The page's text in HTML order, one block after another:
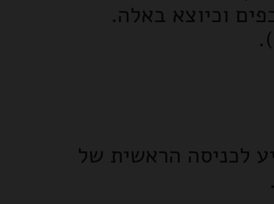
וכיוצא באלה.
לכניסה הראשית של